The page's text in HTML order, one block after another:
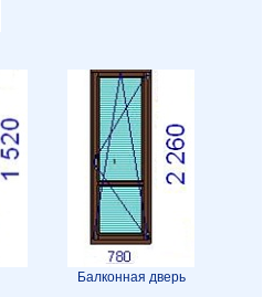
Балконная дверь